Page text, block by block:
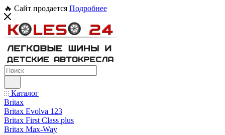
🔥 Сайт продается Подробнее
Каталог
Britax
Britax Evolva 123
Britax First Class plus
Britax Max-Way